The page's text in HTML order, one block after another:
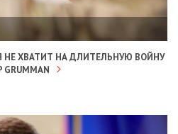
ХВАТИТ НА ДЛИТЕЛЬНУЮ ВОЙНУ